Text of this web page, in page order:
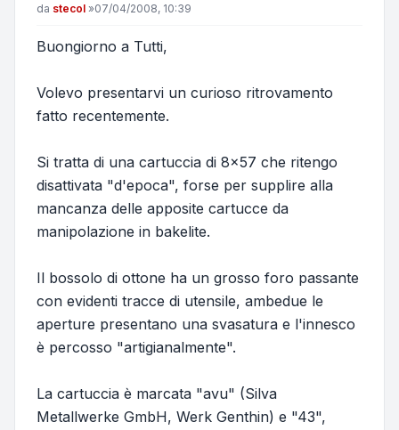
Messaggio
da stecol »07/04/2008, 10:39
Buongiorno a Tutti,
Volevo presentarvi un curioso ritrovamento
fatto recentemente.
Si tratta di una cartuccia di 8x57 che ritengo
disattivata "d'epoca", forse per supplire alla
mancanza delle apposite cartucce da
manipolazione in bakelite.
Il bossolo di ottone ha un grosso foro passante
con evidenti tracce di utensile, ambedue le
aperture presentano una svasatura e l'innesco
è percosso "artigianalmente".
La cartuccia è marcata "avu" (Silva
Metallwerke GmbH, Werk Genthin) e "43",